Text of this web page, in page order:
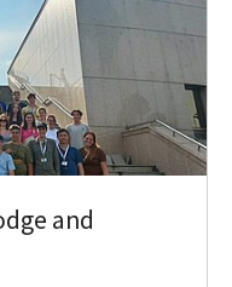
and